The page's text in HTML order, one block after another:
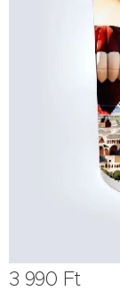
3 990 Ft